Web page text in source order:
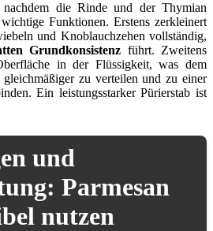
die Rinde und der Thymian
Funktionen. Erstens zerkleinert
und Knoblauchzehen vollständig,
Grundkonsistenz führt. Zweitens
in der Flüssigkeit, was dem
gleichmäßiger zu verteilen und zu einer
Ein leistungsstarker Pürierstab ist
und
Parmesan
nutzen